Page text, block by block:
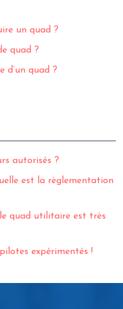
un quad ?
quad ?
d’un quad ?
autorisés ?
est la règlementation
quad utilitaire est très
expérimentés !